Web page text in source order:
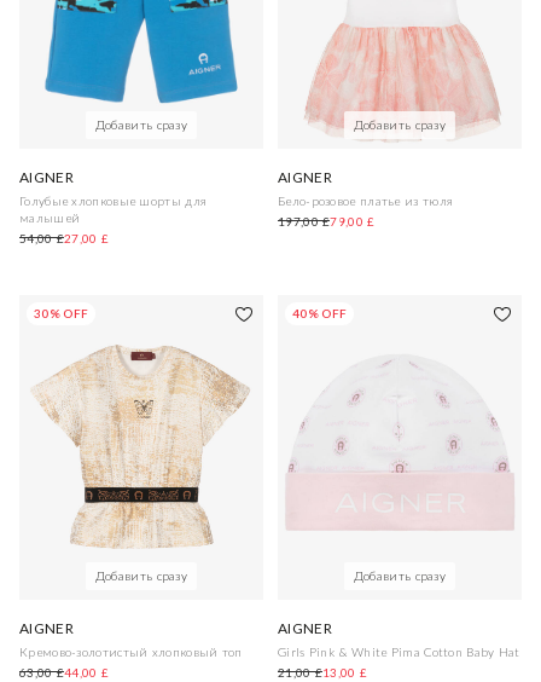
Добавить сразу
AIGNER
Голубые хлопковые шорты для
малышей
54,00 £27,00 £
Добавить сразу
AIGNER
Бело-розовое платье из тюля
197,00 £79,00 £
30% OFF
Добавить сразу
AIGNER
Кремово-золотистый хлопковый топ
63,00 £44,00 £
40% OFF
Добавить сразу
AIGNER
Girls Pink & White Pima Cotton Baby Hat
21,00 £13,00 £